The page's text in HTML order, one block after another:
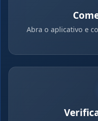
Abra o aplicativo e